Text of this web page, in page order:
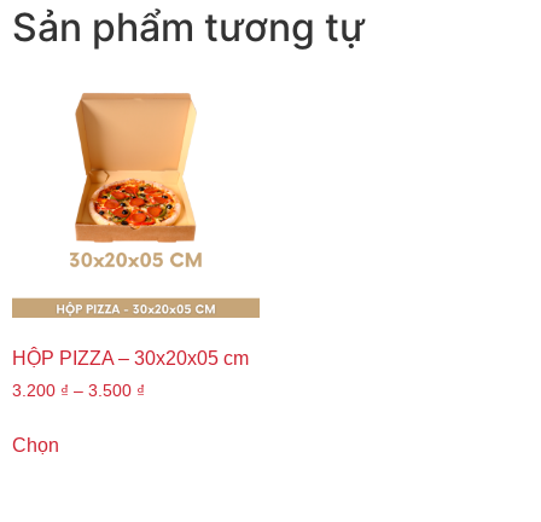
Sản phẩm tương tự
HỘP PIZZA – 30x20x05 cm
3.200 ₫ – 3.500 ₫
Chọn